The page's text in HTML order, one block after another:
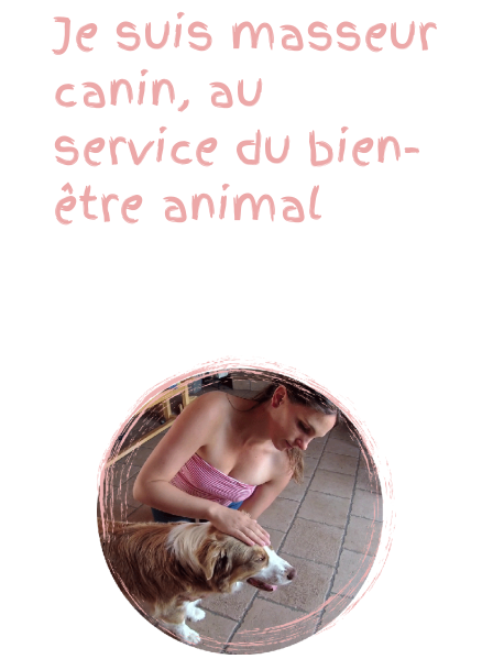
Je suis masseur
canin, au
service du bien-
être animal